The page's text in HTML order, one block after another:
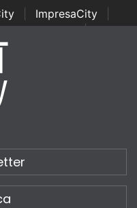
ImpresaCity
Awards | Italian
Awards